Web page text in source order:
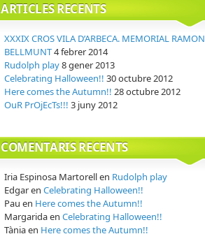
ARTICLES RECENTS
XXXIX CROS VILA D’ARBECA. MEMORIAL RAMON
BELLMUNT4 febrer 2014
Rudolph play8 gener 2013
Celebrating Halloween!! 30 octubre 2012
Here comes the Autumn!! 28 octubre 2012
OuR PrOjEcTs!!! 3 juny 2012
COMENTARIS RECENTS
Iria Espinosa Martorellen Rudolph play
Edgaren Celebrating Halloween!!
Pau en Here comes the Autumn!!
Margaridaen Celebrating Halloween!!
Tàniaen Here comes the Autumn!!